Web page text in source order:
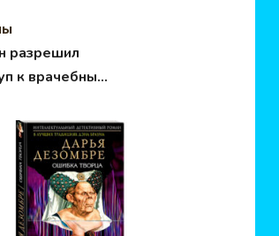
разрешил
к врачебным